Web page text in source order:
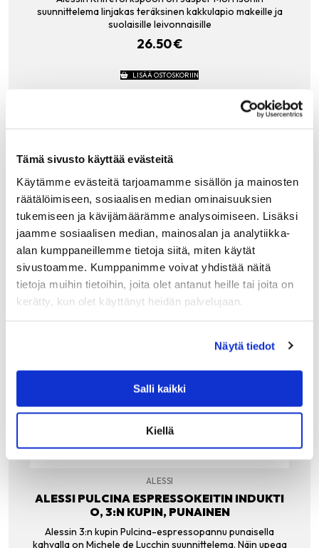
Tämä sivusto käyttää evästeitä
Käytämme evästeitä tarjoamamme sisällön ja mainosten
räätälöimiseen, sosiaalisen median ominaisuuksien
tukemiseen ja kävijämäärämme analysoimiseen. Lisäksi
jaamme sosiaalisen median, mainosalan ja analytiikka-
alan kumppaneillemme tietoja siitä, miten käytät
sivustoamme. Kumppanimme voivat yhdistää näitä
tietoja muihin tietoihin, joita olet antanut heille tai joita on
kerätty, kun olet käyttänyt heidän palvelujaan.
Näytä tiedot
Salli kaikki
Kiellä
suunnittelema linjakas teräksinen kakkulapio makeille ja
suolaisille leivonnaisille
26.50€
LISÄÄ OSTOSKORIIN
Tutustu myös
ALESSI
ALESSI PULCINA ESPRESSOKEITIN INDUKTI
O, 3:N KUPIN, PUNAINEN
Alessin 3:n kupin Pulcina-espressopannu punaisella
kahvalla on Michele de Lucchin suunnittelema. Näin upeaa